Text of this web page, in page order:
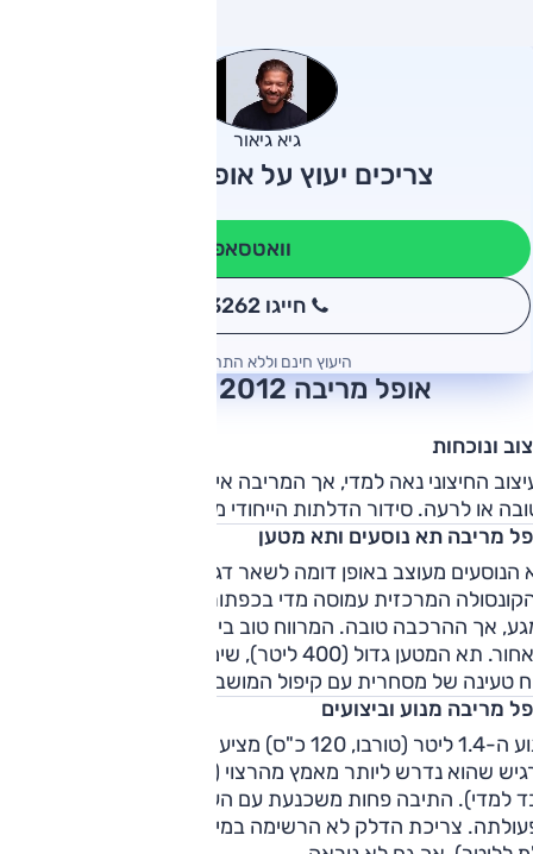
גיא גיאור
צריכים יעוץ על אופל מריבה?
וואטסאפ
חייגו 3262
היעוץ חינם וללא התחייבות
אופל מריבה 2012 חוות דעת
ונוכחות
החיצוני נאה למדי, אך המריבה אינה מציגה עיצוב יוצא דופן
או לרעה. סידור הדלתות הייחודי מוסיף מעט עניין לעיצוב.
מריבה תא נוסעים ותא מטען
הנוסעים מעוצב באופן דומה לשאר דגמי אופל, וזה אומר
המרכזית עמוסה מדי בכפתורים. החומרים קשים
אך ההרכבה טובה. המרווח טוב ביחס לקטגוריה מלפנים
ומאחור. תא המטען גדול (400 ליטר), שימושי, עם טבעות עיגון ובעל
טעינה של מסחרית עם קיפול המושבים האחוריים והשטחתם.
מריבה מנוע וביצועים
מנוע ה-1.4 ליטר (טורבו, 120 כ"ס) מציע די והותר כוח, אך בעומס
שהוא נדרש ליותר מאמץ מהרצוי (בכל זאת מדובר על רכב
למדי). התיבה פחות משכנעת עם העברות איטיות וחוסר